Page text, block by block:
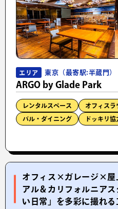
エリア 東京（最寄駅:半蔵門）
ARGO by Glade Park
レンタルスペース オフィスラ
バル・ダイニング ドッキリ協
オフィス×ガレージ×屋
アル＆カリフォルニア
い日常」を多彩に撮れる